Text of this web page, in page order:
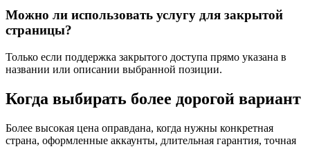
Можно ли использовать услугу для закрытой
страницы?
Только если поддержка закрытого доступа прямо указана в
названии или описании выбранной позиции.
Когда выбирать более дорогой вариант
Более высокая цена оправдана, когда нужны конкретная
страна, оформленные аккаунты, длительная гарантия, точная